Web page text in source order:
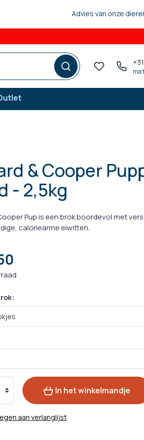
Advies van onze
ma
Vlooien
Teken
Ontworming
& Cooper
- 2,5kg
Pup is een brok boordevol met
caloriearme eiwitten.
In het winkelmandje
aan verlanglijst